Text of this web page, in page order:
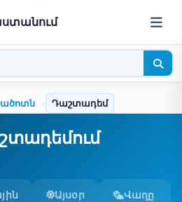
› Դաշտադեմ
Այսօր Վաղը